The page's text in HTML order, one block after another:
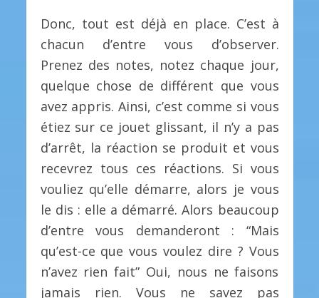
Donc, tout est déjà en place. C’est à
chacun d’entre vous d’observer.
Prenez des notes, notez chaque jour,
quelque chose de différent que vous
avez appris. Ainsi, c’est comme si vous
étiez sur ce jouet glissant, il n’y a pas
d’arrêt, la réaction se produit et vous
recevrez tous ces réactions. Si vous
vouliez qu’elle démarre, alors je vous
le dis : elle a démarré. Alors beaucoup
d’entre vous demanderont : “Mais
qu’est-ce que vous voulez dire ? Vous
n’avez rien fait” Oui, nous ne faisons
jamais rien. Vous ne savez pas